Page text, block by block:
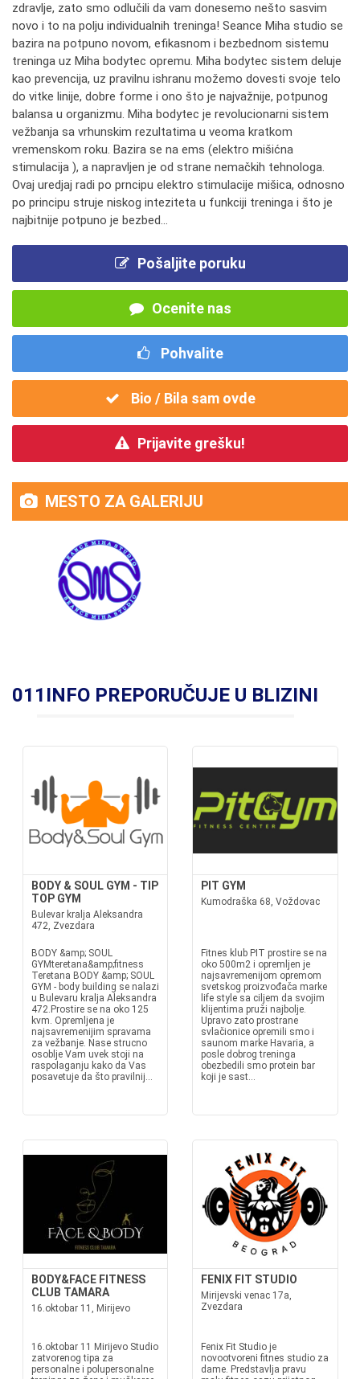
zdravlje, zato smo odlučili da vam donesemo nešto sasvim
novo i to na polju individualnih treninga! Seance Miha studio se
bazira na potpuno novom, efikasnom i bezbednom sistemu
treninga uz Miha bodytec opremu. Miha bodytec sistem deluje
kao prevencija, uz pravilnu ishranu možemo dovesti svoje telo
do vitke linije, dobre forme i ono što je najvažnije, potpunog
balansa u organizmu. Miha bodytec je revolucionarni sistem
vežbanja sa vrhunskim rezultatima u veoma kratkom
vremenskom roku. Bazira se na ems (elektro mišićna
stimulacija ), a napravljen je od strane nemačkih tehnologa.
Ovaj uredjaj radi po prncipu elektro stimulacije mišica, odnosno
po principu struje niskog inteziteta u funkciji treninga i što je
najbitnije potpuno je bezbed...
Pošaljite poruku
Ocenite nas
Pohvalite
Bio / Bila sam ovde
Prijavite grešku!
MESTO ZA GALERIJU
011INFO PREPORUČUJE U BLIZINI
BODY & SOUL GYM - TIP
TOP GYM
Bulevar kralja Aleksandra
472, Zvezdara
BODY &amp; SOUL
GYMteretana&amp;fitness
Teretana BODY &amp; SOUL
GYM - body building se nalazi
u Bulevaru kralja Aleksandra
472.Prostire se na oko 125
kvm. Opremljena je
najsavremenijim spravama
za vežbanje. Nase strucno
osoblje Vam uvek stoji na
raspolaganju kako da Vas
posavetuje da što pravilnij...
PIT GYM
Kumodraška 68, Voždovac
Fitnes klub PIT prostire se na
oko 500m2 i opremljen je
najsavremenijom opremom
svetskog proizvođača marke
life style sa ciljem da svojim
klijentima pruži najbolje.
Upravo zato prostrane
svlačionice opremili smo i
saunom marke Havaria, a
posle dobrog treninga
obezbedili smo protein bar
koji je sast...
BODY&FACE FITNESS
CLUB TAMARA
16.oktobar 11, Mirijevo
16.oktobar 11 Mirijevo Studio
zatvorenog tipa za
personalne i polupersonalne
FENIX FIT STUDIO
Mirijevski venac 17a,
Zvezdara
Fenix Fit Studio je
novootvoreni fitnes studio za
dame. Predstavlja pravu